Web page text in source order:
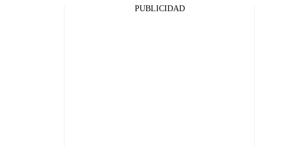
PUBLICIDAD